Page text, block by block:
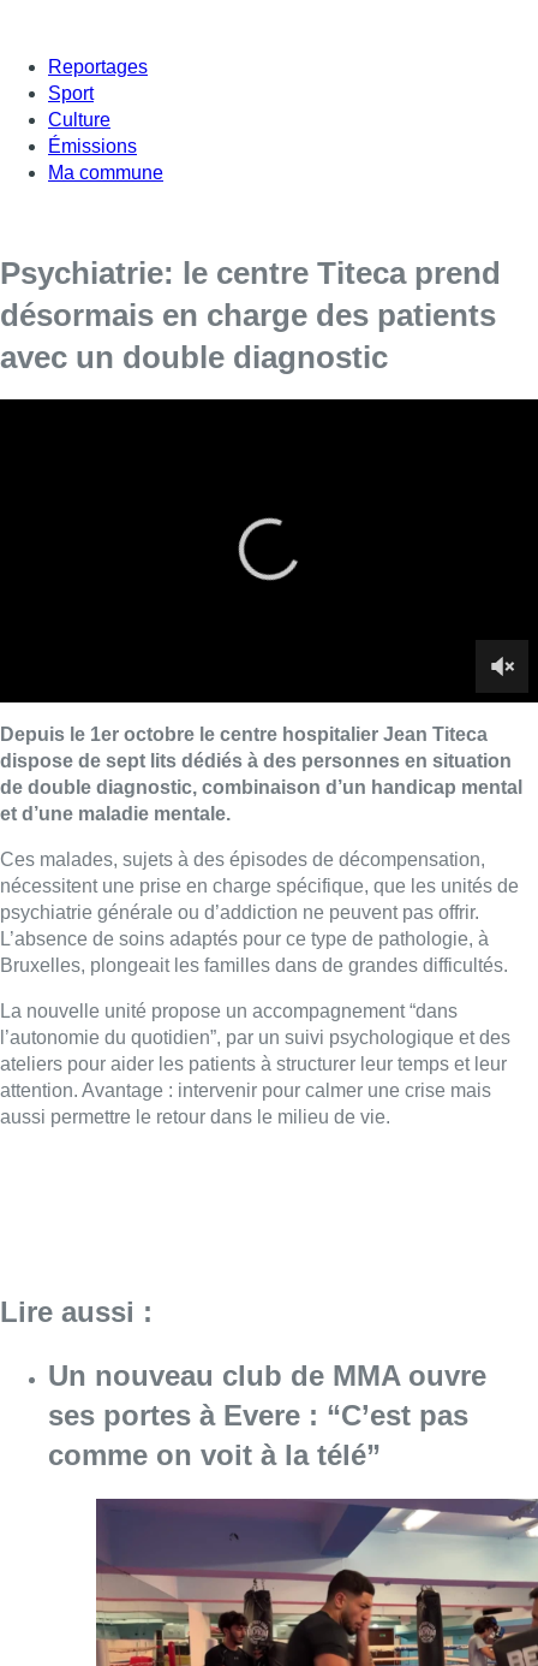
Reportages
Sport
Culture
Émissions
Ma commune
Psychiatrie: le centre Titeca prend
désormais en charge des patients
avec un double diagnostic
Ces malades, sujets à des épisodes de décompensation,
nécessitent une prise en charge spécifique, que les unités de
Bruxelles, plongeait les familles dans de grandes difficultés.
ateliers pour aider les patients à structurer leur temps et leur
attention. Avantage : intervenir pour calmer une crise mais
aussi permettre le retour dans le milieu de vie.
Un nouveau club de MMA ouvre
ses portes à Evere : “C’est pas
comme on voit à la télé”
08 août 2026Consulter l'article "Un nouveau club de